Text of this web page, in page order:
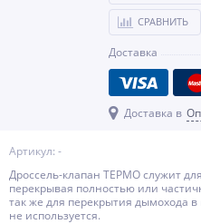
Артикул: -
Дроссель-клапан ТЕРМО служит
перекрывая полностью или
так же для перекрытия дымохода
не используется.
СРАВНИТЬ
Доставка
Доставка в